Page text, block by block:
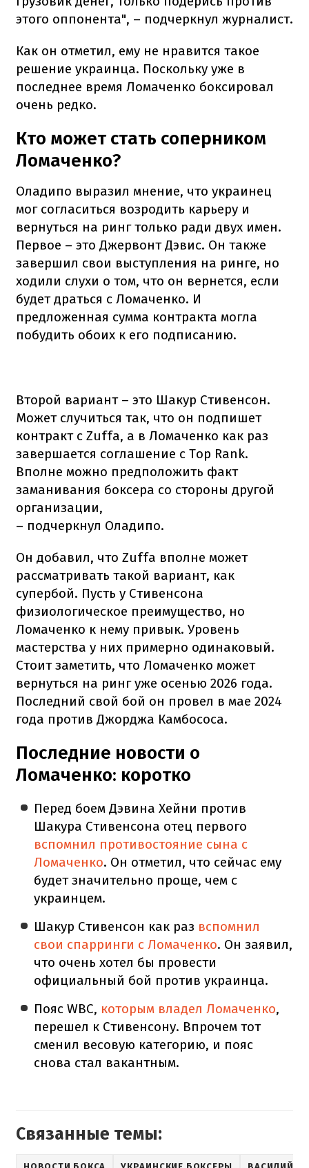
этого оппонента", – подчеркнул журналист.
Как он отметил, ему не нравится такое
решение украинца. Поскольку уже в
последнее время Ломаченко боксировал
очень редко.
Кто может стать соперником
Ломаченко?
Оладипо выразил мнение, что украинец
мог согласиться возродить карьеру и
вернуться на ринг только ради двух имен.
Первое – это Джервонт Дэвис. Он также
завершил свои выступления на ринге, но
ходили слухи о том, что он вернется, если
будет драться с Ломаченко. И
предложенная сумма контракта могла
побудить обоих к его подписанию.
Второй вариант – это Шакур Стивенсон.
Может случиться так, что он подпишет
контракт с Zuffa, а в Ломаченко как раз
завершается соглашение с Top Rank.
Вполне можно предположить факт
заманивания боксера со стороны другой
организации,
– подчеркнул Оладипо.
Он добавил, что Zuffa вполне может
рассматривать такой вариант, как
супербой. Пусть у Стивенсона
физиологическое преимущество, но
Ломаченко к нему привык. Уровень
мастерства у них примерно одинаковый.
Стоит заметить, что Ломаченко может
вернуться на ринг уже осенью 2026 года.
Последний свой бой он провел в мае 2024
года против Джорджа Камбососа.
Последние новости о
Ломаченко: коротко
Перед боем Дэвина Хейни против
Шакура Стивенсона отец первого
вспомнил противостояние сына с
Ломаченко. Он отметил, что сейчас ему
будет значительно проще, чем с
украинцем.
Шакур Стивенсон как раз вспомнил
свои спарринги с Ломаченко. Он заявил,
что очень хотел бы провести
официальный бой против украинца.
Пояс WBC, которым владел Ломаченко,
перешел к Стивенсону. Впрочем тот
сменил весовую категорию, и пояс
снова стал вакантным.
Связанные темы: